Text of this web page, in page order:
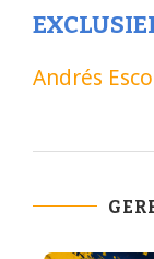
Andrés